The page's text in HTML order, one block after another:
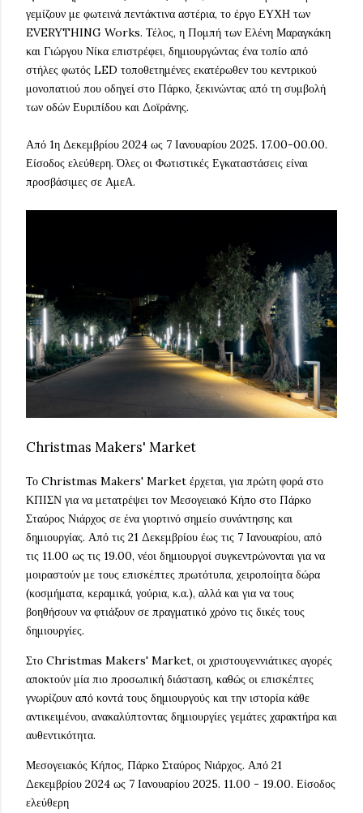
γεμίζουν με φωτεινά πεντάκτινα αστέρια, το έργο ΕΥΧΗ των
EVERYTHING Works. Τέλος, η Πομπή των Ελένη Μαραγκάκη
και Γιώργου Νίκα επιστρέφει, δημιουργώντας ένα τοπίο από
στήλες φωτός LED τοποθετημένες εκατέρωθεν του κεντρικού
μονοπατιού που οδηγεί στο Πάρκο, ξεκινώντας από τη συμβολή
των οδών Ευριπίδου και Δοϊράνης.
Από 1η Δεκεμβρίου 2024 ως 7 Ιανουαρίου 2025. 17.00-00.00.
Είσοδος ελεύθερη. Όλες οι Φωτιστικές Εγκαταστάσεις είναι
προσβάσιμες σε ΑμεΑ.
Christmas Makers' Market
Το Christmas Makers' Market έρχεται, για πρώτη φορά στο
ΚΠΙΣΝ για να μετατρέψει τον Μεσογειακό Κήπο στο Πάρκο
Σταύρος Νιάρχος σε ένα γιορτινό σημείο συνάντησης και
δημιουργίας. Από τις 21 Δεκεμβρίου έως τις 7 Ιανουαρίου, από
τις 11.00 ως τις 19.00, νέοι δημιουργοί συγκεντρώνονται για να
μοιραστούν με τους επισκέπτες πρωτότυπα, χειροποίητα δώρα
(κοσμήματα, κεραμικά, γούρια, κ.α.), αλλά και για να τους
βοηθήσουν να φτιάξουν σε πραγματικό χρόνο τις δικές τους
δημιουργίες.
Στο Christmas Makers' Market, οι χριστουγεννιάτικες αγορές
αποκτούν μία πιο προσωπική διάσταση, καθώς οι επισκέπτες
γνωρίζουν από κοντά τους δημιουργούς και την ιστορία κάθε
αντικειμένου, ανακαλύπτοντας δημιουργίες γεμάτες χαρακτήρα και
αυθεντικότητα.
Μεσογειακός Κήπος, Πάρκο Σταύρος Νιάρχος. Από 21
Δεκεμβρίου 2024 ως 7 Ιανουαρίου 2025. 11.00 - 19.00. Είσοδος
ελεύθερη